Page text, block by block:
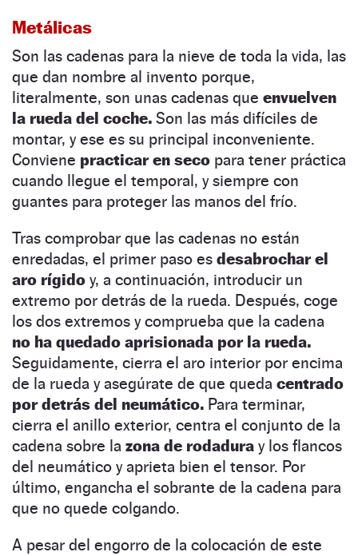
Metálicas
Son las cadenas para la nieve de toda la vida, las
que dan nombre al invento porque,
literalmente, son unas cadenas que envuelven
la rueda del coche. Son las más difíciles de
montar, y ese es su principal inconveniente.
Conviene practicar en seco para tener práctica
cuando llegue el temporal, y siempre con
guantes para proteger las manos del frío.
Tras comprobar que las cadenas no están
enredadas, el primer paso es desabrochar el
aro rígido y, a continuación, introducir un
extremo por detrás de la rueda. Después, coge
los dos extremos y comprueba que la cadena
no ha quedado aprisionada por la rueda.
Seguidamente, cierra el aro interior por encima
de la rueda y asegúrate de que queda centrado
por detrás del neumático. Para terminar,
cierra el anillo exterior, centra el conjunto de la
cadena sobre la zona de rodadura y los flancos
del neumático y aprieta bien el tensor. Por
último, engancha el sobrante de la cadena para
que no quede colgando.
A pesar del engorro de la colocación de este